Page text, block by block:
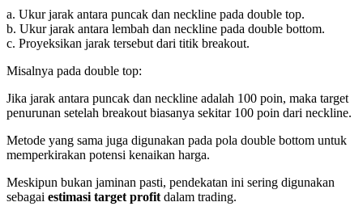
a. Ukur jarak antara puncak dan neckline pada double top.
b. Ukur jarak antara lembah dan neckline pada double bottom.
c. Proyeksikan jarak tersebut dari titik breakout.
Misalnya pada double top:
Jika jarak antara puncak dan neckline adalah 100 poin, maka target
penurunan setelah breakout biasanya sekitar 100 poin dari neckline.
Metode yang sama juga digunakan pada pola double bottom untuk
memperkirakan potensi kenaikan harga.
Meskipun bukan jaminan pasti, pendekatan ini sering digunakan
sebagai estimasi target profit dalam trading.